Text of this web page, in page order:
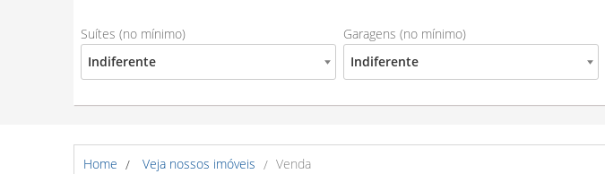
Suítes (no mínimo)
Indiferente
Garagens (no mínimo)
Indiferente
Home Veja nossos imóveis Venda